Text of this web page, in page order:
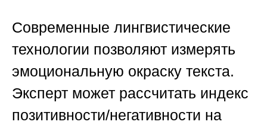
Современные лингвистические
технологии позволяют измерять
эмоциональную окраску текста.
Эксперт может рассчитать индекс
позитивности/негативности на